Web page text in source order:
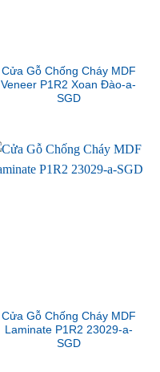
Cửa Gỗ Chống Cháy MDF
Veneer P1R2 Xoan Đào-a-
SGD
Cửa Gỗ Chống Cháy MDF
Laminate P1R2 23029-a-
SGD